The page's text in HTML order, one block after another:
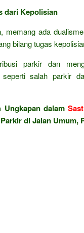
dari Kepolisian
memang ada
bilang tugas
parkir dan
seperti salah parkir
Ungkapan dalam
di Jalan Umum,